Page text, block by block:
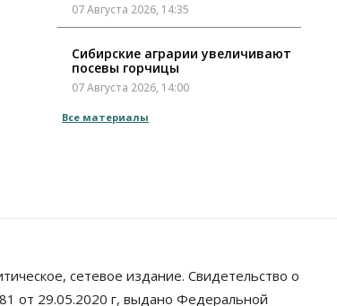
07 Августа 2026, 14:35
Сибирские аграрии увеличивают
посевы горчицы
07 Августа 2026, 14:00
Власть
«поставили машины на прикол»
07 Августа 2026, 13:00
Все материалы
сетевое издание. Свидетельство о
от 29.05.2020 г, выдано Федеральной